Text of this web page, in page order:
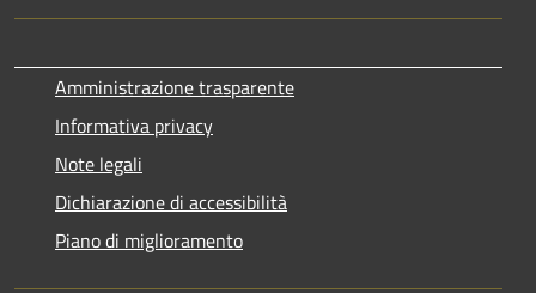
Amministrazione trasparente
Informativa privacy
Note legali
Dichiarazione di accessibilità
Piano di miglioramento